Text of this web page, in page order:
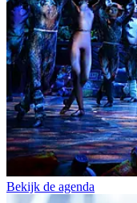
Bekijk de agenda